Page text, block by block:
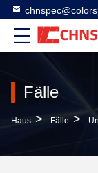
Fälle
Haus > Fälle >